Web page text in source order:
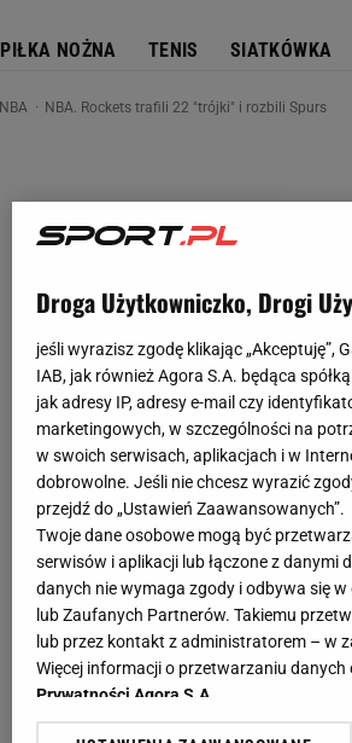
PIŁKA NOŻNA TENIS SIATKÓWKA
NBA NBA. Rockets trafili 22 "trójki" i rozbili Spurs
Droga Użytkowniczko, Drogi
jeśli wyrazisz zgodę klikając „Akceptuję”,
IAB, jak również Agora S.A. będąca
jak adresy IP, adresy e-mail czy
marketingowych, w szczególności na
w swoich serwisach, aplikacjach i w
dobrowolne. Jeśli nie chcesz wyrazić
przejdź do „Ustawień Zaawansowanych”.
Twoje dane osobowe mogą być
serwisów i aplikacji lub łączone z danymi
danych nie wymaga zgody i odbywa się
lub Zaufanych Partnerów. Takiemu
lub przez kontakt z administratorem – w
Więcej informacji o przetwarzaniu
Prywatności Agora S.A.